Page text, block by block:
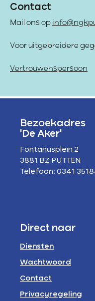
Contact
Mail ons op
Voor uitgebreidere
Vertrouwenspersoon
Bezoekadres
'De Aker'
Fontanusplein 2
3881 BZ PUTTEN
Telefoon: 0341
Direct naar
Diensten
Wachtwoord
Contact
Privacyregeling